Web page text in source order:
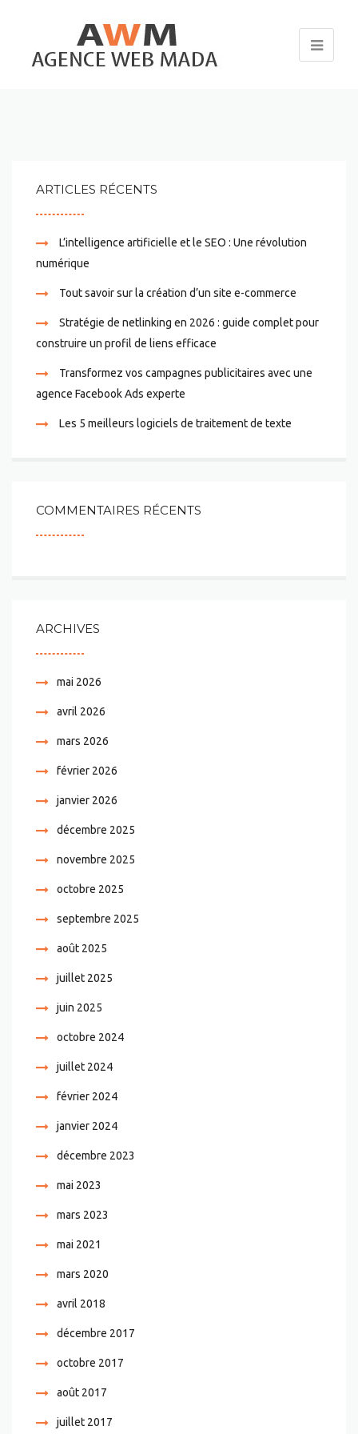
ARTICLES RÉCENTS
L’intelligence artificielle et le SEO : Une révolution
numérique
Tout savoir sur la création d’un site e-commerce
Stratégie de netlinking en 2026 : guide complet pour
construire un profil de liens efficace
Transformez vos campagnes publicitaires avec une
agence Facebook Ads experte
Les 5 meilleurs logiciels de traitement de texte
COMMENTAIRES RÉCENTS
ARCHIVES
mai 2026
avril 2026
mars 2026
février 2026
janvier 2026
décembre 2025
novembre 2025
octobre 2025
septembre 2025
août 2025
juillet 2025
juin 2025
octobre 2024
juillet 2024
février 2024
janvier 2024
décembre 2023
mai 2023
mars 2023
mai 2021
mars 2020
avril 2018
décembre 2017
octobre 2017
août 2017
juillet 2017